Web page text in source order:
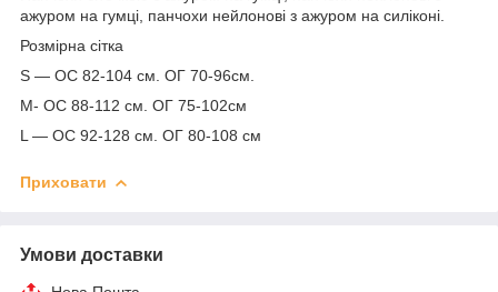
ажуром на гумці, панчохи нейлонові з ажуром на силіконі.
Розмірна сітка
S — ОС 82-104 см. ОГ 70-96см.
M- ОС 88-112 см. ОГ 75-102см
L — ОС 92-128 см. ОГ 80-108 см
Приховати
Умови доставки